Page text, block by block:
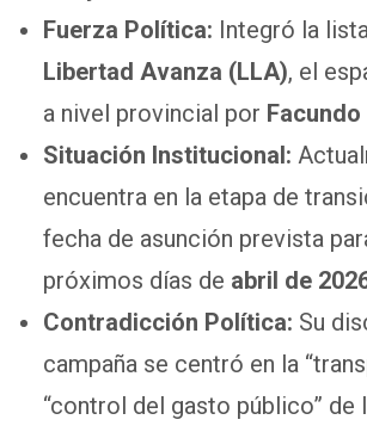
Fuerza Política: Integró la
Libertad Avanza (LLA), el
a nivel provincial por
Situación Institucional:
encuentra en la etapa de
fecha de asunción prevista
próximos días de abril de
Contradicción Política: Su
campaña se centró en la
“control del gasto público” de